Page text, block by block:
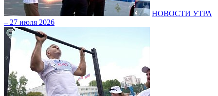
НОВОСТИ УТРА
– 27 июля 2026